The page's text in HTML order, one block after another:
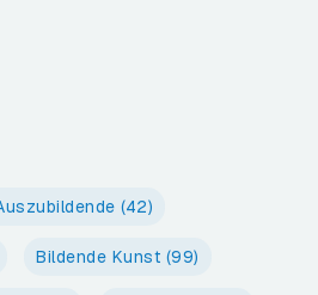
(42)
Bildende Kunst (99)